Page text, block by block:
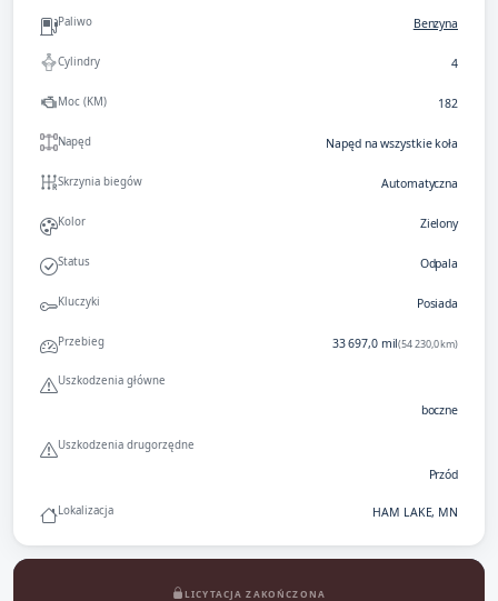
Paliwo Benzyna
Cylindry 4
Moc (KM) 182
Napęd Napęd na wszystkie koła
Skrzynia biegów Automatyczna
Kolor Zielony
Status Odpala
Kluczyki Posiada
Przebieg 33 697,0 mil(54 230,0 km)
Uszkodzenia główne
boczne
Uszkodzenia drugorzędne
Przód
Lokalizacja HAM LAKE, MN
LICYTACJA ZAKOŃCZONA